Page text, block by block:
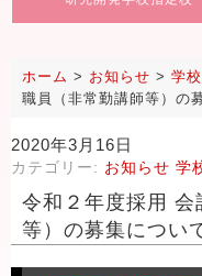
ホーム > お知らせ > 学
職員（非常勤講師等）の
2020年3月16日
カテゴリー: お知らせ 学
令和２年度採用 会
等）の募集につい